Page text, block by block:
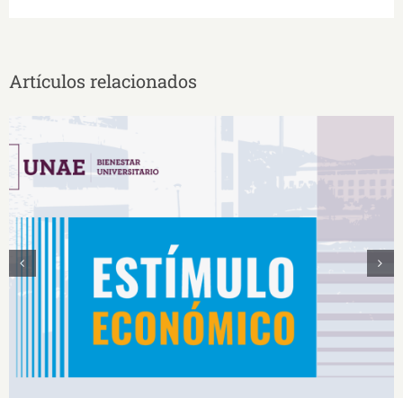
Artículos relacionados
Estímulos Económicos para Deportistas de Alto
Rendimiento IS2026